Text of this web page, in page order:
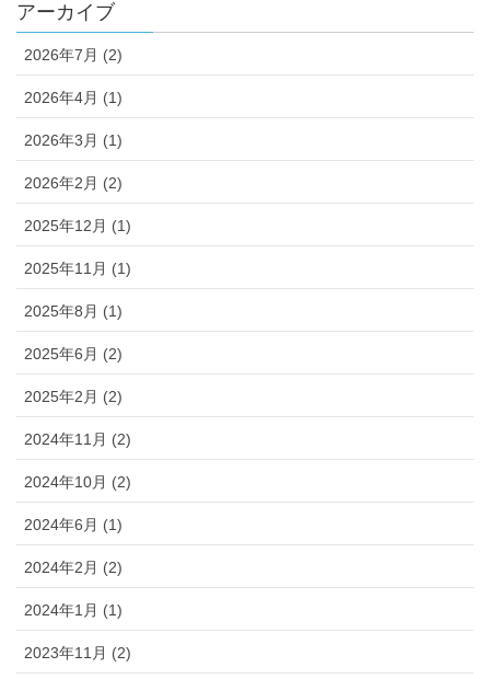
アーカイブ
2026年7月 (2)
2026年4月 (1)
2026年3月 (1)
2026年2月 (2)
2025年12月 (1)
2025年11月 (1)
2025年8月 (1)
2025年6月 (2)
2025年2月 (2)
2024年11月 (2)
2024年10月 (2)
2024年6月 (1)
2024年2月 (2)
2024年1月 (1)
2023年11月 (2)